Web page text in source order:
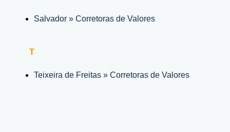
Salvador » Corretoras de Valores
T
Teixeira de Freitas » Corretoras de Valores